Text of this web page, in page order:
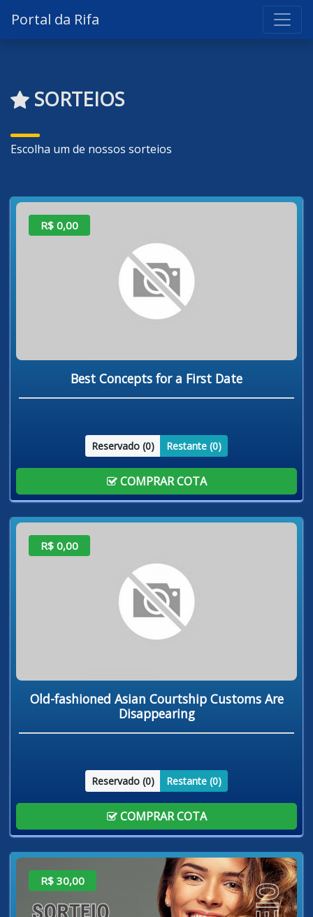
Portal da Rifa
SORTEIOS
Escolha um de nossos sorteios
R$ 0,00
Best Concepts for a First Date
Reservado (0) Restante (0)
COMPRAR COTA
R$ 0,00
Old-fashioned Asian Courtship Customs Are
Disappearing
Reservado (0) Restante (0)
COMPRAR COTA
R$ 30,00